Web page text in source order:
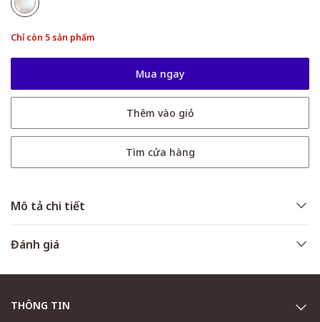
Chỉ còn 5 sản phẩm
Mô tả chi tiết
Đánh giá
Mua ngay
Thêm vào giỏ
Tìm cửa hàng
THÔNG TIN